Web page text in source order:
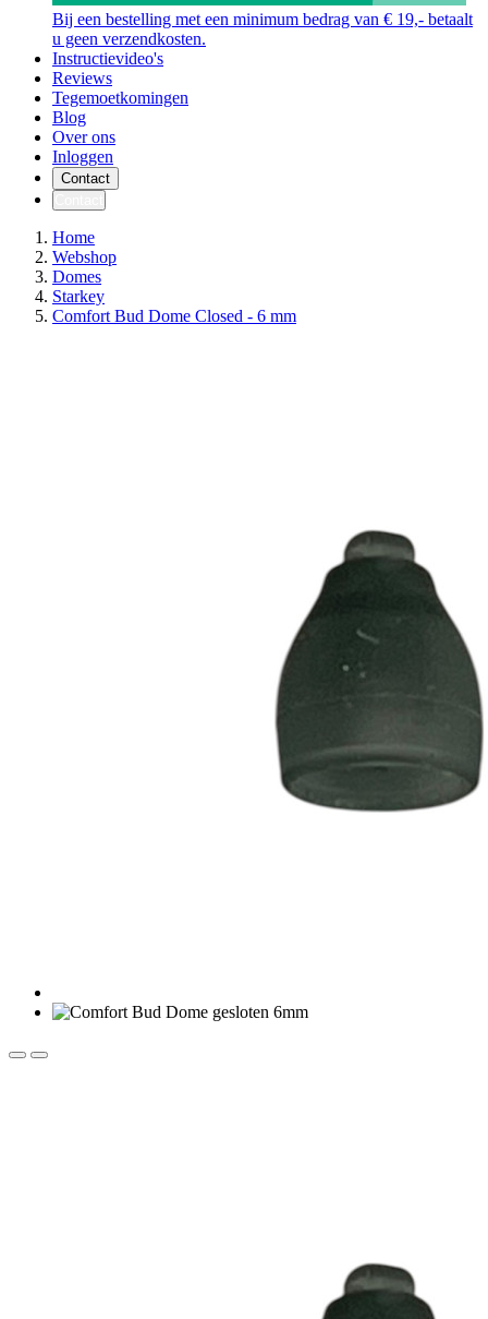
Bij een bestelling met een minimum bedrag van € 19,- betaalt
u geen verzendkosten.
Instructievideo's
Reviews
Tegemoetkomingen
Blog
Over ons
Inloggen
Contact
Home
Webshop
Domes
Starkey
Comfort Bud Dome Closed - 6 mm